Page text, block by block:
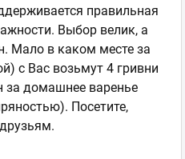
правильная
Выбор велик, а
Мало в каком месте за
с Вас возьмут 4 гривни
за домашнее варенье
Посетите,